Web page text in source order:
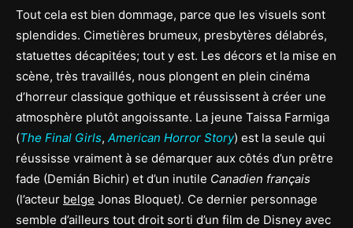
Tout cela est bien dommage, parce que les visuels sont
splendides. Cimetières brumeux, presbytères délabrés,
statuettes décapitées; tout y est. Les décors et la mise en
scène, très travaillés, nous plongent en plein cinéma
d’horreur classique gothique et réussissent à créer une
atmosphère plutôt angoissante. La jeune Taissa Farmiga
(The Final Girls, American Horror Story) est la seule qui
réussisse vraiment à se démarquer aux côtés d’un prêtre
fade (Demián Bichir) et d’un inutile Canadien français
(l’acteur belge Jonas Bloquet). Ce dernier personnage
semble d’ailleurs tout droit sorti d’un film de Disney avec